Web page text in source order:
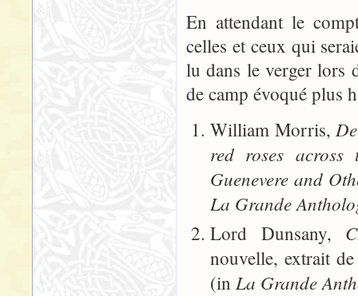
En attendant le
celles et ceux qui
lu dans le verger lors
de camp évoqué plus
William Morris,
red roses across
Guenevere and
La Grande
Lord Dunsany,
nouvelle, extrait
(in La Grande